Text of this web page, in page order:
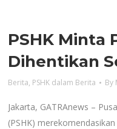
PSHK Minta
Dihentikan
Berita, PSHK dalam Berita By
Jakarta, GATRAnews –
(PSHK)